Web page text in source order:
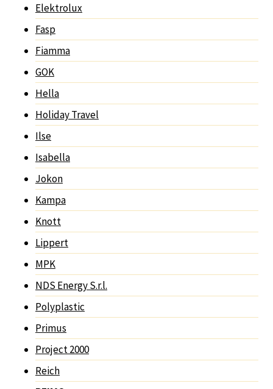
Elektrolux
Fasp
Fiamma
GOK
Hella
Holiday Travel
Ilse
Isabella
Jokon
Kampa
Knott
Lippert
MPK
NDS Energy S.r.l.
Polyplastic
Primus
Project 2000
Reich